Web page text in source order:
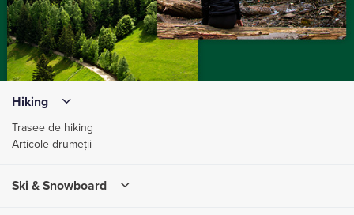
Hiking
Trasee de hiking
Articole drumeții
Ski & Snowboard